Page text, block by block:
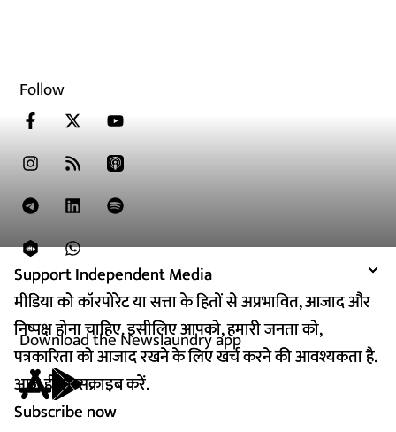
Support Independent Media
मीडिया को कॉरपोरेट या सत्ता के हितों से अप्रभावित, आजाद और
निष्पक्ष होना चाहिए. इसीलिए आपको, हमारी जनता को,
पत्रकारिता को आजाद रखने के लिए खर्च करने की आवश्यकता है.
आज ही सब्सक्राइब करें.
Subscribe now
Support Independent Media
मीडिया को कॉरपोरेट या सत्ता के हितों से अप्रभावित, आजाद और
निष्पक्ष होना चाहिए. इसीलिए आपको, हमारी जनता को,
पत्रकारिता को आजाद रखने के लिए खर्च करने की आवश्यकता है.
आज ही सब्सक्राइब करें.
Subscribe now
Follow
Download the Newslaundry app